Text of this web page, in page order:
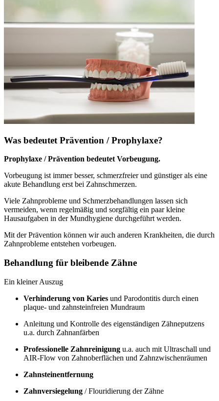
Was bedeutet Prävention / Prophylaxe?
Prophylaxe / Prävention bedeutet Vorbeugung.
Vorbeugung ist immer besser, schmerzfreier und günstiger als eine
akute Behandlung erst bei Zahnschmerzen.
Viele Zahnprobleme und Schmerzbehandlungen lassen sich
vermeiden, wenn regelmäßig und sorgfältig ein paar kleine
Hausaufgaben in der Mundhygiene durchgeführt werden.
Mit der Prävention können wir auch anderen Krankheiten, die durch
Zahnprobleme entstehen vorbeugen.
Behandlung für bleibende Zähne
Ein kleiner Auszug
Verhinderung von Karies und Parodontitis durch einen
plaque- und zahnsteinfreien Mundraum
Anleitung und Kontrolle des eigenständigen Zähneputzens
u.a. durch Zahnanfärben
Professionelle Zahnreinigung u.a. auch mit Ultraschall und
AIR-Flow von Zahnoberflächen und Zahnzwischenräumen
Zahnsteinentfernung
Zahnversiegelung / Flouridierung der Zähne